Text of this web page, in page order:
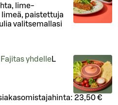
lime-
paistettuja
valitsemallasi
yhdelleL
23,50 €